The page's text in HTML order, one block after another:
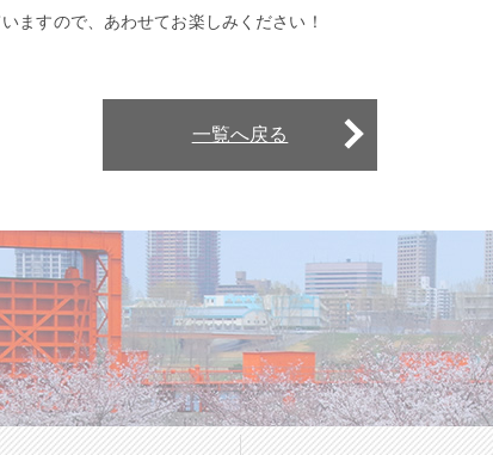
ますので、あわせてお楽しみください！
一覧へ戻る